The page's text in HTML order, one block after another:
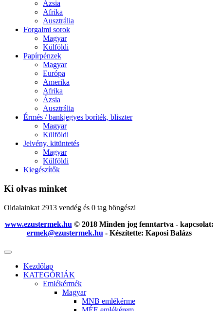
Ázsia
Afrika
Ausztrália
Forgalmi sorok
Magyar
Külföldi
Papírpénzek
Magyar
Európa
Amerika
Afrika
Ázsia
Ausztrália
Érmés / bankjegyes boríték, bliszter
Magyar
Külföldi
Jelvény, kitüntetés
Magyar
Külföldi
Kiegészítők
Ki olvas minket
Oldalainkat 2913 vendég és 0 tag böngészi
www.ezustermek.hu © 2018 Minden jog fenntartva - kapcsolat:
ermek@ezustermek.hu - Készítette: Kaposi Balázs
Kezdőlap
KATEGÓRIÁK
Emlékérmék
Magyar
MNB emlékérme